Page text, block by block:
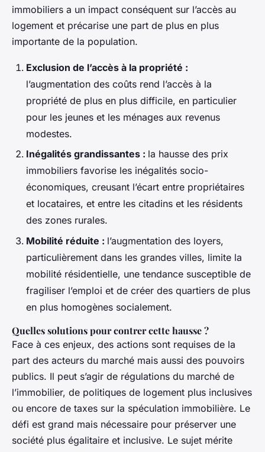
immobiliers a un impact conséquent sur l’accès au
logement et précarise une part de plus en plus
importante de la population.
Exclusion de l’accès à la propriété :
l’augmentation des coûts rend l’accès à la
propriété de plus en plus difficile, en particulier
pour les jeunes et les ménages aux revenus
modestes.
Inégalités grandissantes : la hausse des prix
immobiliers favorise les inégalités socio-
économiques, creusant l’écart entre propriétaires
et locataires, et entre les citadins et les résidents
des zones rurales.
Mobilité réduite : l’augmentation des loyers,
particulièrement dans les grandes villes, limite la
mobilité résidentielle, une tendance susceptible de
fragiliser l’emploi et de créer des quartiers de plus
en plus homogènes socialement.
Quelles solutions pour contrer cette hausse ?
Face à ces enjeux, des actions sont requises de la
part des acteurs du marché mais aussi des pouvoirs
publics. Il peut s’agir de régulations du marché de
l’immobilier, de politiques de logement plus inclusives
ou encore de taxes sur la spéculation immobilière. Le
défi est grand mais nécessaire pour préserver une
société plus égalitaire et inclusive. Le sujet mérite